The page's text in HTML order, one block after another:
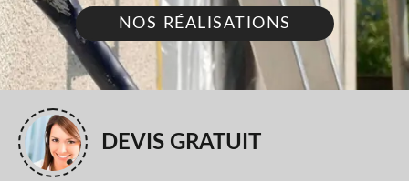
NOS RÉALISATIONS
DEVIS GRATUIT